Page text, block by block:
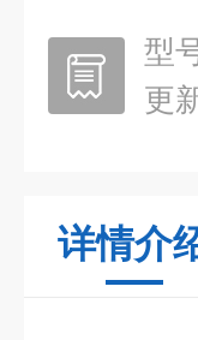
型
更
详情介